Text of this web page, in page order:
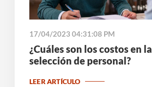
17/04/2023 04:31:08 PM
¿Cuáles son los costos en la
selección de personal?
LEER ARTÍCULO